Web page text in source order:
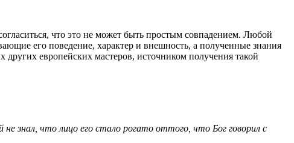
что это не может быть простым совпадением. Любой
его поведение, характер и внешность, а полученные знания
европейских мастеров, источником получения такой
знал, что лицо его стало рогато оттого, что Бог говорил с